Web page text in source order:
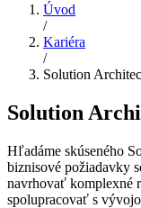
Úvod
/
Kariéra
/
Solution
Solution
Hľadáme skúseného
biznisové požiadavky
navrhovať komplexné
spolupracovať s